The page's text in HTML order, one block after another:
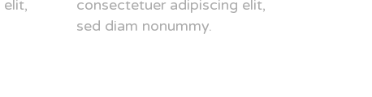
consectetuer adipiscing elit,
sed diam nonummy.